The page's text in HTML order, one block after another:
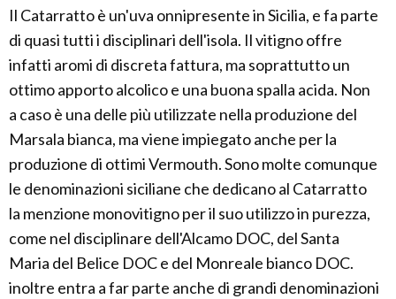
Il Catarratto è un'uva onnipresente in Sicilia, e fa parte
di quasi tutti i disciplinari dell'isola. Il vitigno offre
infatti aromi di discreta fattura, ma soprattutto un
ottimo apporto alcolico e una buona spalla acida. Non
a caso è una delle più utilizzate nella produzione del
Marsala bianca, ma viene impiegato anche per la
produzione di ottimi Vermouth. Sono molte comunque
le denominazioni siciliane che dedicano al Catarratto
la menzione monovitigno per il suo utilizzo in purezza,
come nel disciplinare dell'Alcamo DOC, del Santa
Maria del Belice DOC e del Monreale bianco DOC.
inoltre entra a far parte anche di grandi denominazioni